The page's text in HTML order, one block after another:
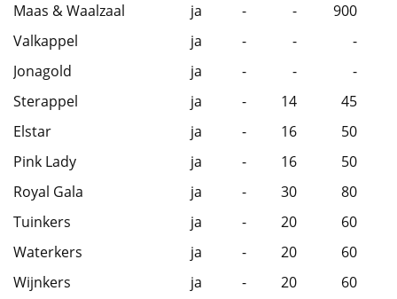
Maas & Waalzaal
ja - - 900
Valkappel
ja - -
-
Jonagold
ja - -
-
Sterappel
ja - 14
45
Elstar
ja - 16
50
Pink Lady
ja - 16
50
Royal Gala
ja - 30
80
Tuinkers
ja - 20
60
Waterkers
ja - 20
60
Wijnkers
ja - 20 60